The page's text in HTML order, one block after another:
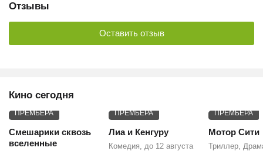
Отзывы
Оставить отзыв
Кино сегодня
ПРЕМЬЕРА
Смешарики сквозь
вселенные
ПРЕМЬЕРА
Лиа и Кенгуру
Комедия, до 12 августа
ПРЕМЬЕРА
Мотор Сити
Триллер,